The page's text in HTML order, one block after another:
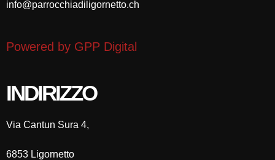
info@parrocchiadiligornetto.ch
Powered by GPP Digital
INDIRIZZO
Via Cantun Sura 4,
6853 Ligornetto